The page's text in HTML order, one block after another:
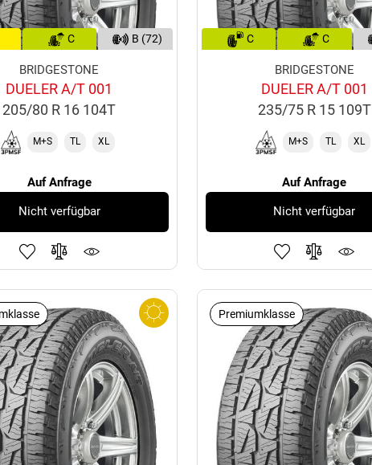
C B (72)
BRIDGESTONE
DUELER A/T 001
205/80 R 16 104T
M+S TL XL
Auf Anfrage
Nicht verfügbar
C C
BRIDGESTONE
DUELER A/T 001
235/75 R 15 109T
M+S TL XL
Auf Anfrage
Nicht verfügbar
Premiumklasse